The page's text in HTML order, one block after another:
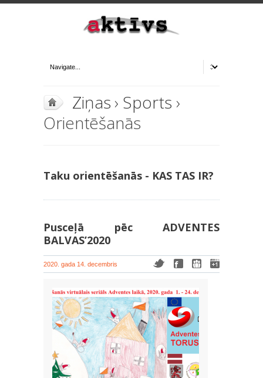
Ziņas› Sports ›
Orientēšanās
Taku orientēšanās - KAS TAS IR?
Pusceļā pēc ADVENTES
BALVAS’2020
2020. gada 14. decembris